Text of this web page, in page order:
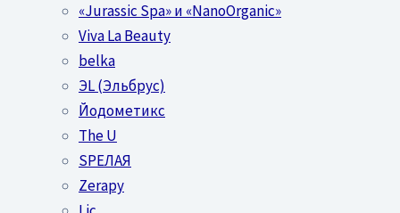
«Jurassic Spa» и «NanoOrganic»
Viva La Beauty
belka
ЭL (Эльбрус)
Йодометикс
The U
SPEЛАЯ
Zerapy